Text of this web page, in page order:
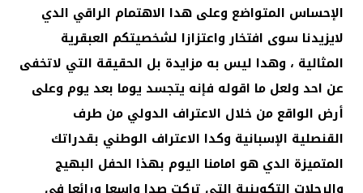
الإحساس المتواضع وعلى هدا الاهتمام الراقي الدي
لايزيدنا سوى افتخار واعتزازا لشخصيتكم العبقرية
المثالية ، وهدا ليس به مزايدة بل الحقيقة التي لاتخفى
عن احد ولعل ما اقوله فإنه يتجسد يوما بعد يوم وعلى
أرض الواقع من خلال الاعتراف الدولي من طرف
القنصلية الإسبانية وكدا الاعتراف الوطني بقدراتك
المتميزة الدي هو امامنا اليوم بهذا الحفل البهيج